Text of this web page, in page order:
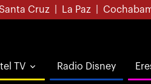
Cruz La Paz
TV Radio Disney